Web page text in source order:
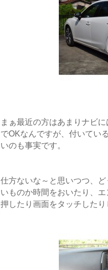
まぁ最近の方はあまりナビ
でOKなんですが、付いてい
いのも事実です。
仕方ないな～と思いつつ、
いものか時間をおいたり、
押したり画面をタッチした